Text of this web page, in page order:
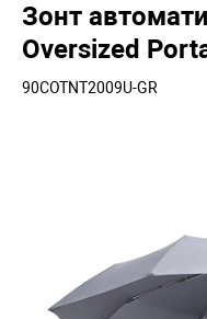
Зонт
Oversized
90COTNT2009U-GR